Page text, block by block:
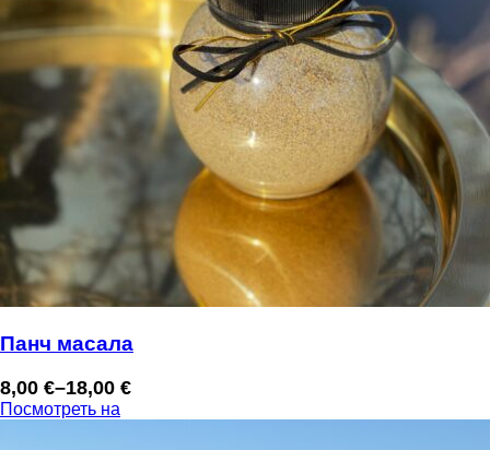
Панч масала
8,00 €–18,00 €
Диапазон
цен:
Посмотреть на